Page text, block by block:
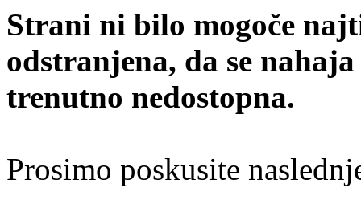
Strani ni bilo mogoče
odstranjena, da se
trenutno nedostopna.
Prosimo poskusite